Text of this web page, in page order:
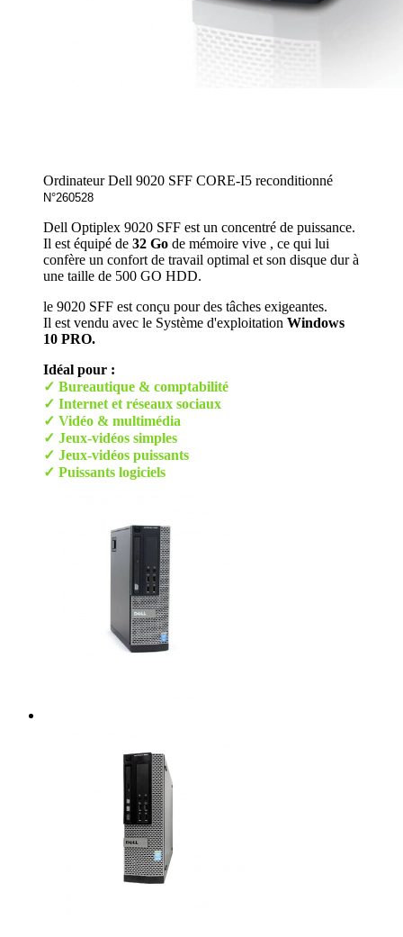
Ordinateur Dell 9020 SFF CORE-I5 reconditionné
N°260528
Dell Optiplex 9020 SFF est un concentré de puissance.
Il est équipé de 32 Go de mémoire vive , ce qui lui
confère un confort de travail optimal et son disque dur à
une taille de 500 GO HDD.
le 9020 SFF est conçu pour des tâches exigeantes.
Il est vendu avec le Système d'exploitation Windows
10 PRO.
Idéal pour :
✓ Bureautique & comptabilité
✓ Internet et réseaux sociaux
✓ Vidéo & multimédia
✓ Jeux-vidéos simples
✓ Jeux-vidéos puissants
✓ Puissants logiciels